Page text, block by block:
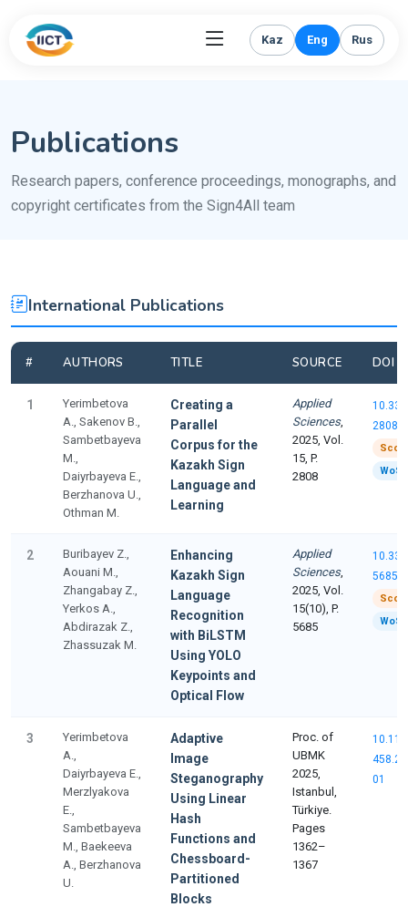
Kaz Eng Rus
Publications
Research papers, conference proceedings, monographs, and
copyright certificates from the Sign4All team
International Publications
# AUTHORS TITLE SOURCE DOI /
1
Yerimbetova
A., Sakenov B.,
Sambetbayeva
M.,
Daiyrbayeva E.,
Berzhanova U.,
Othman M.
Creating a
Parallel
Corpus for the
Kazakh Sign
Language and
Learning
Applied
Sciences,
2025, Vol.
15, P.
2808
2808
WoS
2
Buribayev Z.,
Aouani M.,
Zhangabay Z.,
Yerkos A.,
Abdirazak Z.,
Zhassuzak M.
Enhancing
Kazakh Sign
Language
Recognition
with BiLSTM
Using YOLO
Keypoints and
Optical Flow
Applied
Sciences,
2025, Vol.
15(10), P.
5685
5685
WoS
3
Yerimbetova
A.,
Daiyrbayeva E.,
Merzlyakova
E.,
Sambetbayeva
M., Baekeeva
A., Berzhanova
U.
Adaptive
Image
Steganography
Using Linear
Hash
Functions and
Chessboard-
Partitioned
Blocks
Proc. of
UBMK
2025,
Istanbul,
Türkiye.
Pages
1362–
1367
01